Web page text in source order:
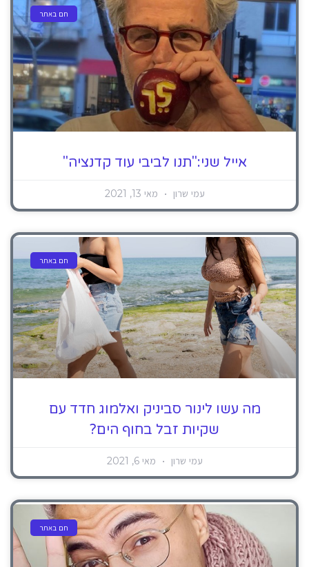
חם באתר
אייל שני:"תנו לביבי עוד קדנציה"
עמי שרון מאי 13, 2021
חם באתר
מה עשו לינור סביניק ואלמוג חדד עם
שקיות זבל בחוף הים?
עמי שרון מאי 6, 2021
חם באתר